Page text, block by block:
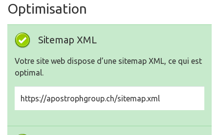
Optimisation
Sitemap XML
Votre site web dispose d’une sitemap XML, ce qui est
optimal.
https://apostrophgroup.ch/sitemap.xml